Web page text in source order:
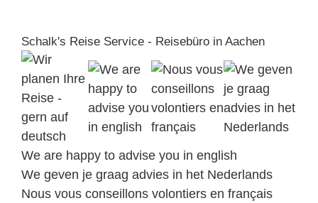
Schalk's Reise Service - Reisebüro in Aachen
We are happy to advise you in english
We geven je graag advies in het Nederlands
Nous vous conseillons volontiers en français